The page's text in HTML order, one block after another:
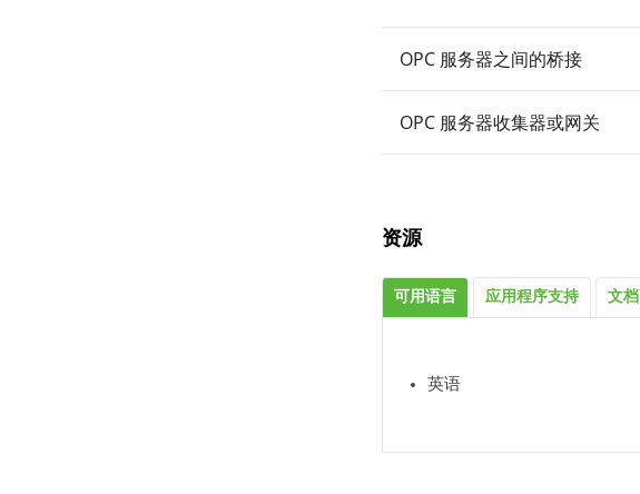
OPC 服务器之间的桥接
OPC 服务器收集器或网关
资源
可用语言 应用程序支持 文档
英语